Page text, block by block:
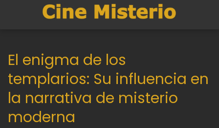
El enigma de los
templarios: Su influencia en
la narrativa de misterio
moderna